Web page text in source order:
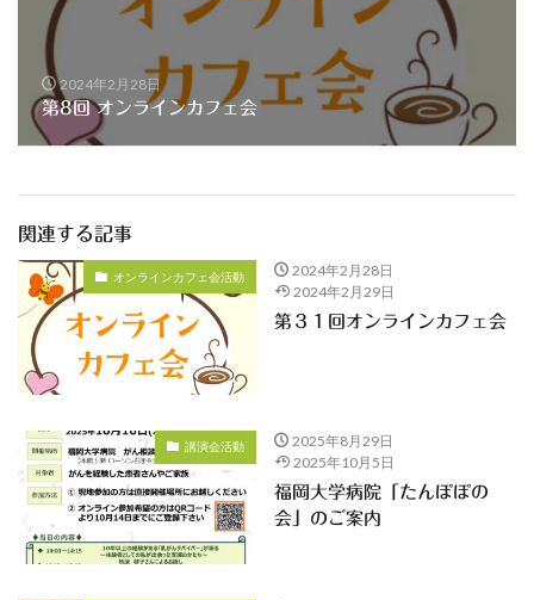
2024年2月28日
第8回 オンラインカフェ会
関連する記事
オンラインカフェ会活動
2024年2月28日
2024年2月29日
第３１回オンラインカフェ会
講演会活動
2025年8月29日
2025年10月5日
福岡大学病院「たんぽぽの
会」のご案内